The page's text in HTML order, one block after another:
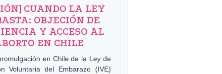
CUANDO LA LEY
OBJECIÓN DE
Y ACCESO AL
EN CHILE
en Chile de la Ley de
Voluntaria del Embarazo (IVE)